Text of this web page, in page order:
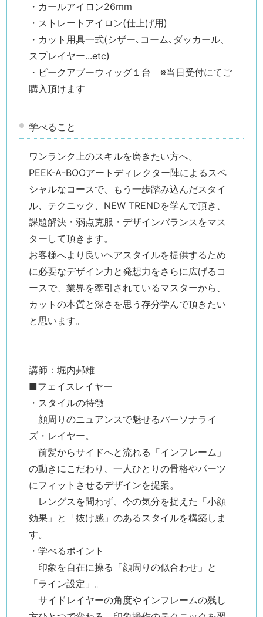
・カールアイロン26mm
・ストレートアイロン(仕上げ用)
・カット用具一式(シザー､コーム､ダッカール、
スプレイヤー...etc)
・ピークアブーウィッグ１台 ※当日受付にてご
購入頂けます
学べること
ワンランク上のスキルを磨きたい方へ。
PEEK-A-BOOアートディレクター陣によるスペ
シャルなコースで、もう一歩踏み込んだスタイ
ル、テクニック、NEW TRENDを学んで頂き、
課題解決・弱点克服・デザインバランスをマス
ターして頂きます。
お客様へより良いヘアスタイルを提供するため
に必要なデザイン力と発想力をさらに広げるコ
ースで、業界を牽引されているマスターから、
カットの本質と深さを思う存分学んで頂きたい
と思います。
講師：堀内邦雄
■フェイスレイヤー
・スタイルの特徴
顔周りのニュアンスで魅せるパーソナライ
ズ・レイヤー。
前髪からサイドへと流れる「インフレーム」
の動きにこだわり、一人ひとりの骨格やパーツ
にフィットさせるデザインを提案。
レングスを問わず、今の気分を捉えた「小顔
効果」と「抜け感」のあるスタイルを構築しま
す。
・学べるポイント
印象を自在に操る「顔周りの似合わせ」と
「ライン設定」。
サイドレイヤーの角度やインフレームの残し